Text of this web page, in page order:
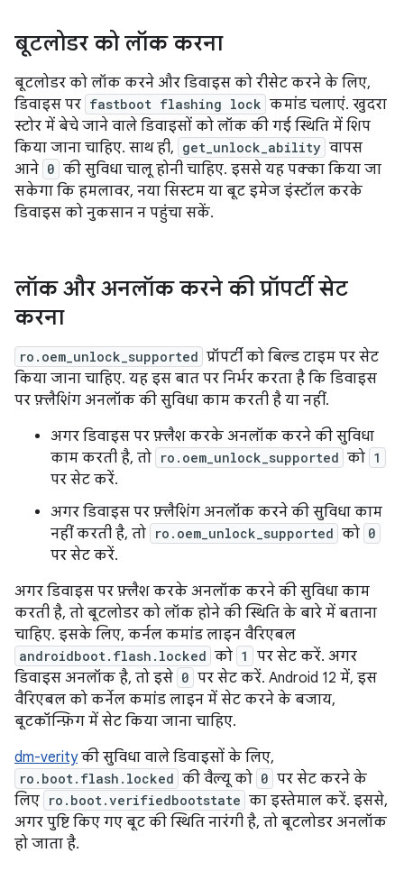
बूटलोडर को लॉक करना
बूटलोडर को लॉक करने और डिवाइस को रीसेट करने के लिए,
डिवाइस पर fastboot flashing lock कमांड चलाएं. खुदरा
स्टोर में बेचे जाने वाले डिवाइसों को लॉक की गई स्थिति में शिप
किया जाना चाहिए. साथ ही, get_unlock_ability वापस
आने 0 की सुविधा चालू होनी चाहिए. इससे यह पक्का किया जा
सकेगा कि हमलावर, नया सिस्टम या बूट इमेज इंस्टॉल करके
डिवाइस को नुकसान न पहुंचा सकें.
लॉक और अनलॉक करने की प्रॉपर्टी सेट
करना
ro.oem_unlock_supported प्रॉपर्टी को बिल्ड टाइम पर सेट
किया जाना चाहिए. यह इस बात पर निर्भर करता है कि डिवाइस
पर फ़्लैशिंग अनलॉक की सुविधा काम करती है या नहीं.
अगर डिवाइस पर फ़्लैश करके अनलॉक करने की सुविधा
काम करती है, तो ro.oem_unlock_supported को 1
पर सेट करें.
अगर डिवाइस पर फ़्लैशिंग अनलॉक करने की सुविधा काम
नहीं करती है, तो ro.oem_unlock_supported को 0
पर सेट करें.
अगर डिवाइस पर फ़्लैश करके अनलॉक करने की सुविधा काम
करती है, तो बूटलोडर को लॉक होने की स्थिति के बारे में बताना
चाहिए. इसके लिए, कर्नल कमांड लाइन वैरिएबल
androidboot.flash.locked को 1
पर सेट करें. अगर
डिवाइस अनलॉक है, तो इसे 0 पर सेट करें. Android 12 में, इस
वैरिएबल को कर्नेल कमांड लाइन में सेट करने के बजाय,
बूटकॉन्फ़िग में सेट किया जाना चाहिए.
dm-verityकी सुविधा वाले डिवाइसों के लिए,
ro.boot.flash.locked की वैल्यू को 0 पर सेट करने के
लिए ro.boot.verifiedbootstate का इस्तेमाल करें. इससे,
अगर पुष्टि किए गए बूट की स्थिति नारंगी है, तो बूटलोडर अनलॉक
हो जाता है.